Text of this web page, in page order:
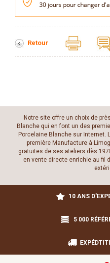
Retour
Notre site offre un choix de
Blanche qui en font un des
Porcelaine Blanche sur Internet.
première Manufacture à
gratuites de ses ateliers dès
en vente directe enrichie au fil
10 ANS
5 000